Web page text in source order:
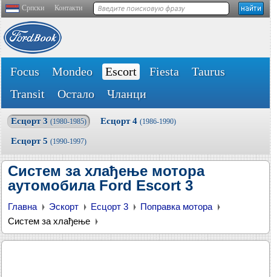
Српски Контакти
Focus Mondeo Escort Fiesta
Taurus
Transit
Остало Чланци
Есцорт 3 (1980-1985) Есцорт 4 (1986-1990)
Есцорт 5 (1990-1997)
Систем за хлађење мотора
аутомобила Ford Escort 3
Главна Эскорт Есцорт 3
Поправка мотора
Систем за хлађење